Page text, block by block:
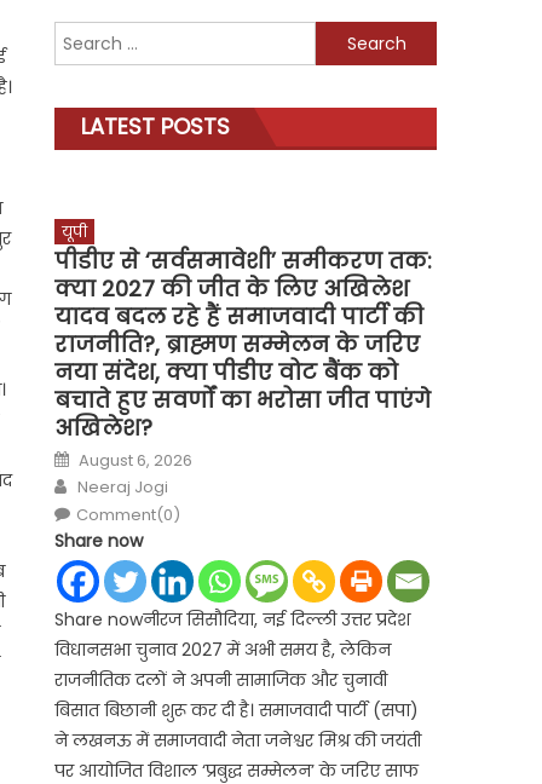
Search
for:
LATEST POSTS
यूपी
पीडीए से ‘सर्वसमावेशी’ समीकरण तक:
क्या 2027 की जीत के लिए अखिलेश
यादव बदल रहे हैं समाजवादी पार्टी की
राजनीति?, ब्राह्मण सम्मेलन के जरिए
नया संदेश, क्या पीडीए वोट बैंक को
बचाते हुए सवर्णों का भरोसा जीत पाएंगे
अखिलेश?
Posted
on
August 6, 2026
Author
Neeraj Jogi
Comment(0)
Share now
Share nowनीरज सिसौदिया, नई दिल्ली उत्तर प्रदेश
विधानसभा चुनाव 2027 में अभी समय है, लेकिन
राजनीतिक दलों ने अपनी सामाजिक और चुनावी
बिसात बिछानी शुरू कर दी है। समाजवादी पार्टी (सपा)
ने लखनऊ में समाजवादी नेता जनेश्वर मिश्र की जयंती
पर आयोजित विशाल ‘प्रबुद्ध सम्मेलन’ के जरिए साफ